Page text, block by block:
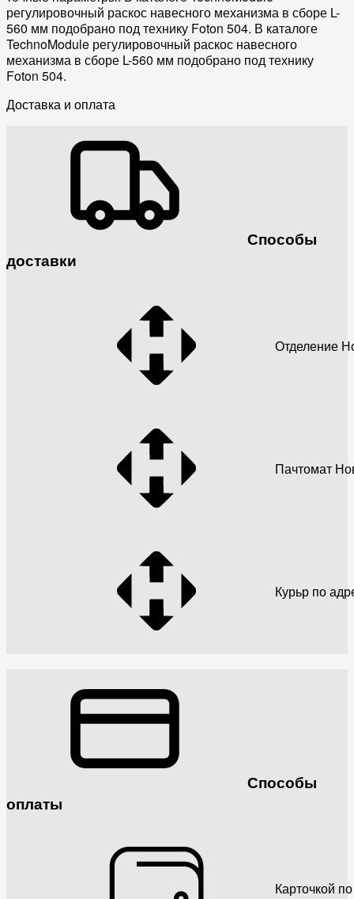
регулировочный раскос навесного механизма в сборе L-
560 мм подобрано под технику Foton 504. В каталоге
TechnoModule регулировочный раскос навесного
механизма в сборе L-560 мм подобрано под технику
Foton 504.
Доставка и оплата
Способы
доставки
Отделение
Пачтомат
Курьр по
Способы
оплаты
Карточкой